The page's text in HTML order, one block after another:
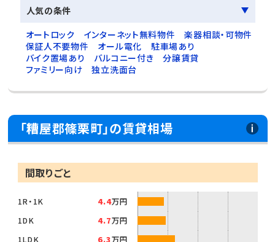
人気の条件
オートロック
インターネット無料物件
楽器相談・可物件
保証人不要物件
オール電化
駐車場あり
バイク置場あり
バルコニー付き
分譲賃貸
ファミリー向け
独立洗面台
「糟屋郡篠栗町」の賃貸相場
間取りごと
1R・1K 4.4万円
1DK
4.7万円
1LDK
6.3万円